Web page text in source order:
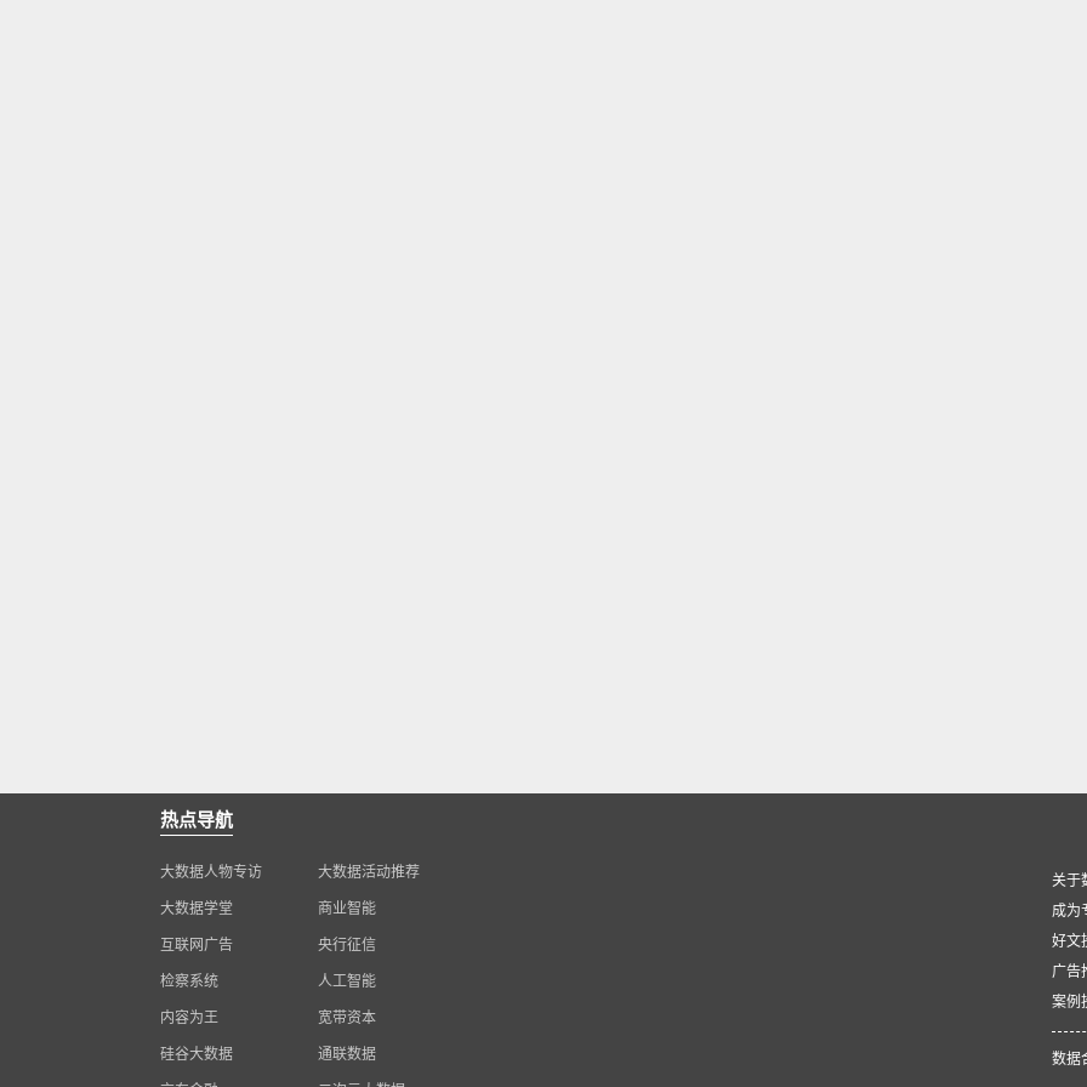
关于
成为
好文
广告
案例
数据
热点导航
大数据人物专访 大数据活动推荐
大数据学堂 商业智能
互联网广告 央行征信
检察系统 人工智能
内容为王 宽带资本
硅谷大数据 通联数据